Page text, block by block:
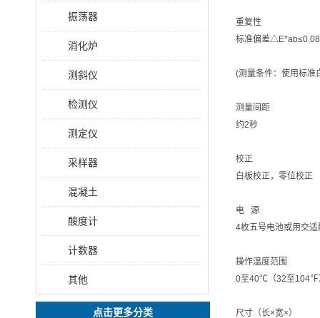
振荡器
消化炉
测斜仪
检测仪
测定仪
采样器
混凝土
酸度计
计数器
其他
点击更多分类
重复性
标准偏差△E*ab≤0.08
(测量条件：使用标准
测量间距
约2秒
校正
白板校正，零位校正
电 源
4枚五号电池或用交适
操作温度范围
0至40℃（32至104℉
尺寸（长×宽×）